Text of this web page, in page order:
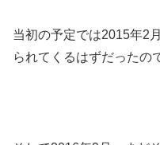
当初の予定では2015年2
られてくるはずだったの